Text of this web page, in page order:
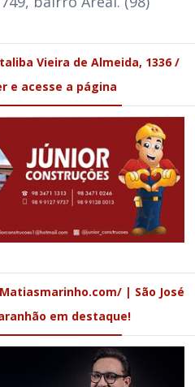
Vieira de Almeida, 1336 /
e acesse a página
| São José
em destaque!